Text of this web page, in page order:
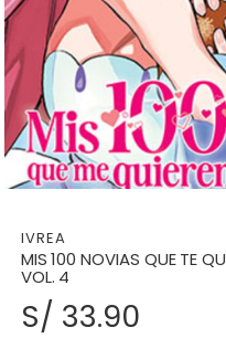
IVREA
MIS 100 NOVIAS QUE TE
VOL. 4
S/ 33.90